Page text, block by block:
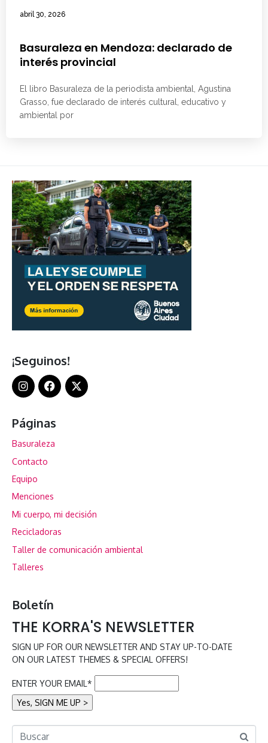
abril 30, 2026
Basuraleza en Mendoza: declarado de
interés provincial
El libro Basuraleza de la periodista ambiental, Agustina
Grasso, fue declarado de interés cultural, educativo y
ambiental por
¡Seguinos!
Páginas
Basuraleza
Contacto
Equipo
Menciones
Mi cuerpo, mi decisión
Recicladoras
Taller de comunicación ambiental
Talleres
Boletín
THE KORRA'S NEWSLETTER
SIGN UP FOR OUR NEWSLETTER AND STAY UP-TO-DATE
ON OUR LATEST THEMES & SPECIAL OFFERS!
ENTER YOUR EMAIL*